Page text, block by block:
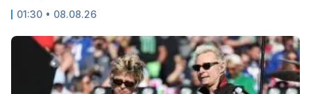
01:30 • 08.08.26